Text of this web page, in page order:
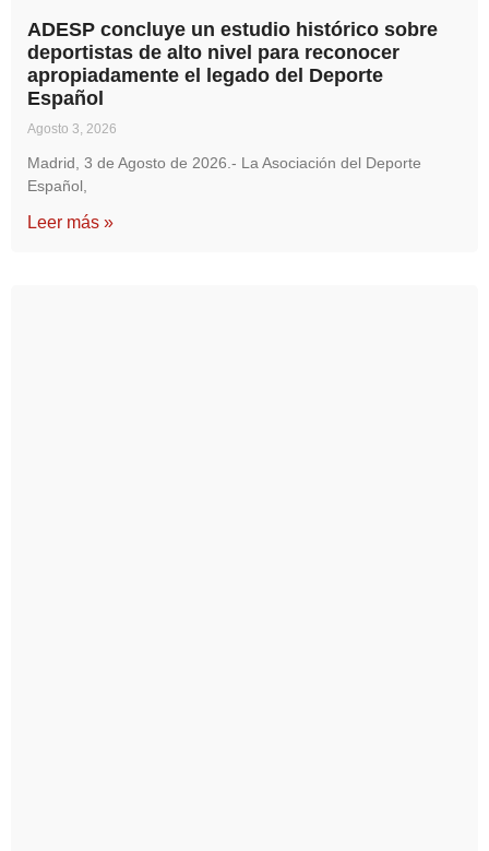
ADESP concluye un estudio histórico sobre
deportistas de alto nivel para reconocer
apropiadamente el legado del Deporte
Español
Agosto 3, 2026
Madrid, 3 de Agosto de 2026.- La Asociación del Deporte
Español,
Leer más »